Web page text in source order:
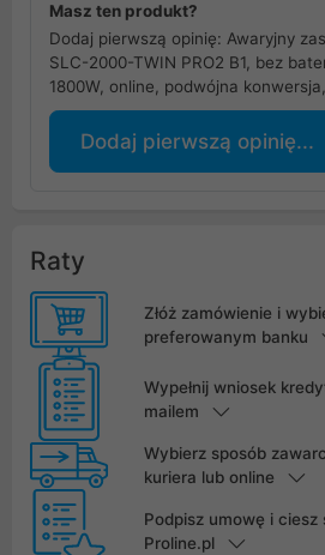
Masz ten produkt?
Dodaj pierwszą opinię: Awaryjny
SLC-2000-TWIN PRO2 B1, bez
1800W, online, podwójna
Dodaj pierwszą opinię...
Raty
Złóż zamówienie i
preferowanym banku
Wypełnij wniosek
mailem
Wybierz sposób
kuriera lub online
Podpisz umowę i ciesz
Proline.pl